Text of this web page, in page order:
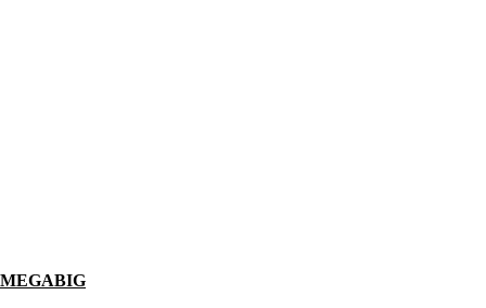
MEGABIG